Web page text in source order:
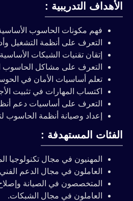
الأهداف التدريبية :
فهم مكونات الحاسوب
التعرف على أنظمة التشغيل
إتقان تقنيات الشبكات
التعرف على مشاكل الحاسوب
تعلم أساسيات الأمان في
اكتساب المهارات في تثبيت
التعرف على أساسيات دعم
إعداد وصيانة أنظمة الحاسوب
الفئات المستهدفة :
المهنيون في مجال تكنولوجيا
العاملون في مجال الدعم
المتخصصون في الصيانة
العاملون في مجال الشبكات.